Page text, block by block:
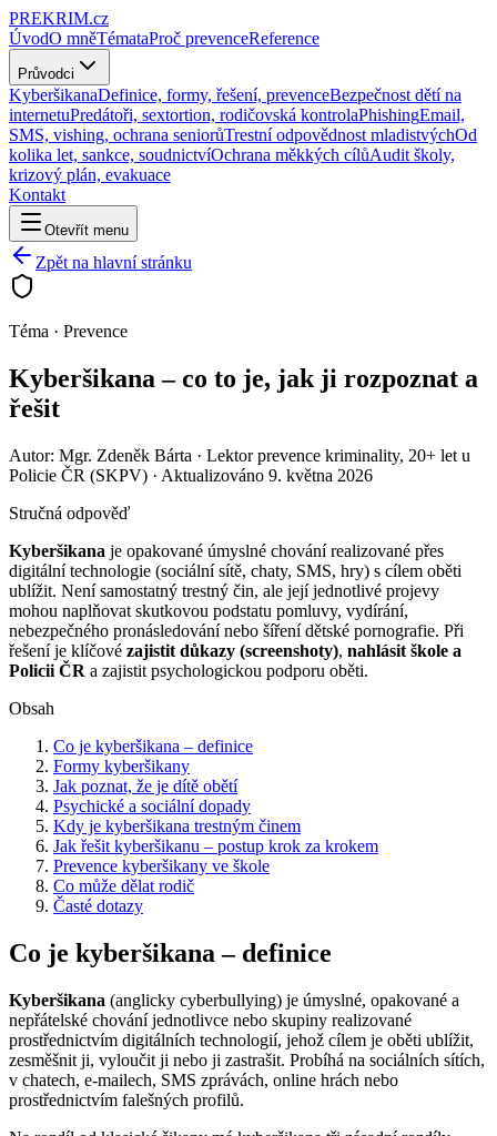
PREKRIM.cz
ÚvodO mněTémataProč prevenceReference
Průvodci
KyberšikanaDefinice, formy, řešení, prevenceBezpečnost dětí na
internetuPredátoři, sextortion, rodičovská kontrolaPhishingEmail,
SMS, vishing, ochrana seniorůTrestní odpovědnost mladistvýchOd
kolika let, sankce, soudnictvíOchrana měkkých cílůAudit školy,
krizový plán, evakuace
Kontakt
Otevřít menu
Zpět na hlavní stránku
Téma · Prevence
Kyberšikana – co to je, jak ji rozpoznat a
řešit
Autor: Mgr. Zdeněk Bárta · Lektor prevence kriminality, 20+ let u
Policie ČR (SKPV) · Aktualizováno 9. května 2026
Stručná odpověď
Kyberšikana je opakované úmyslné chování realizované přes
digitální technologie (sociální sítě, chaty, SMS, hry) s cílem oběti
ublížit. Není samostatný trestný čin, ale její jednotlivé projevy
mohou naplňovat skutkovou podstatu pomluvy, vydírání,
nebezpečného pronásledování nebo šíření dětské pornografie. Při
řešení je klíčové zajistit důkazy (screenshoty), nahlásit škole a
Policii ČR a zajistit psychologickou podporu oběti.
Obsah
Co je kyberšikana – definice
Formy kyberšikany
Jak poznat, že je dítě obětí
Psychické a sociální dopady
Kdy je kyberšikana trestným činem
Jak řešit kyberšikanu – postup krok za krokem
Prevence kyberšikany ve škole
Co může dělat rodič
Časté dotazy
Co je kyberšikana – definice
Kyberšikana (anglicky cyberbullying) je úmyslné, opakované a
nepřátelské chování jednotlivce nebo skupiny realizované
prostřednictvím digitálních technologií, jehož cílem je oběti ublížit,
zesměšnit ji, vyloučit ji nebo ji zastrašit. Probíhá na sociálních sítích,
v chatech, e-mailech, SMS zprávách, online hrách nebo
prostřednictvím falešných profilů.